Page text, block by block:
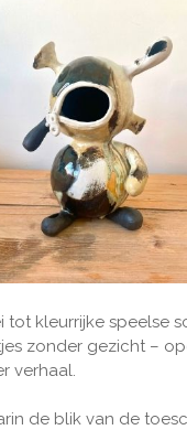
kleurrijke speelse
zonder gezicht –
verhaal.
de blik van de